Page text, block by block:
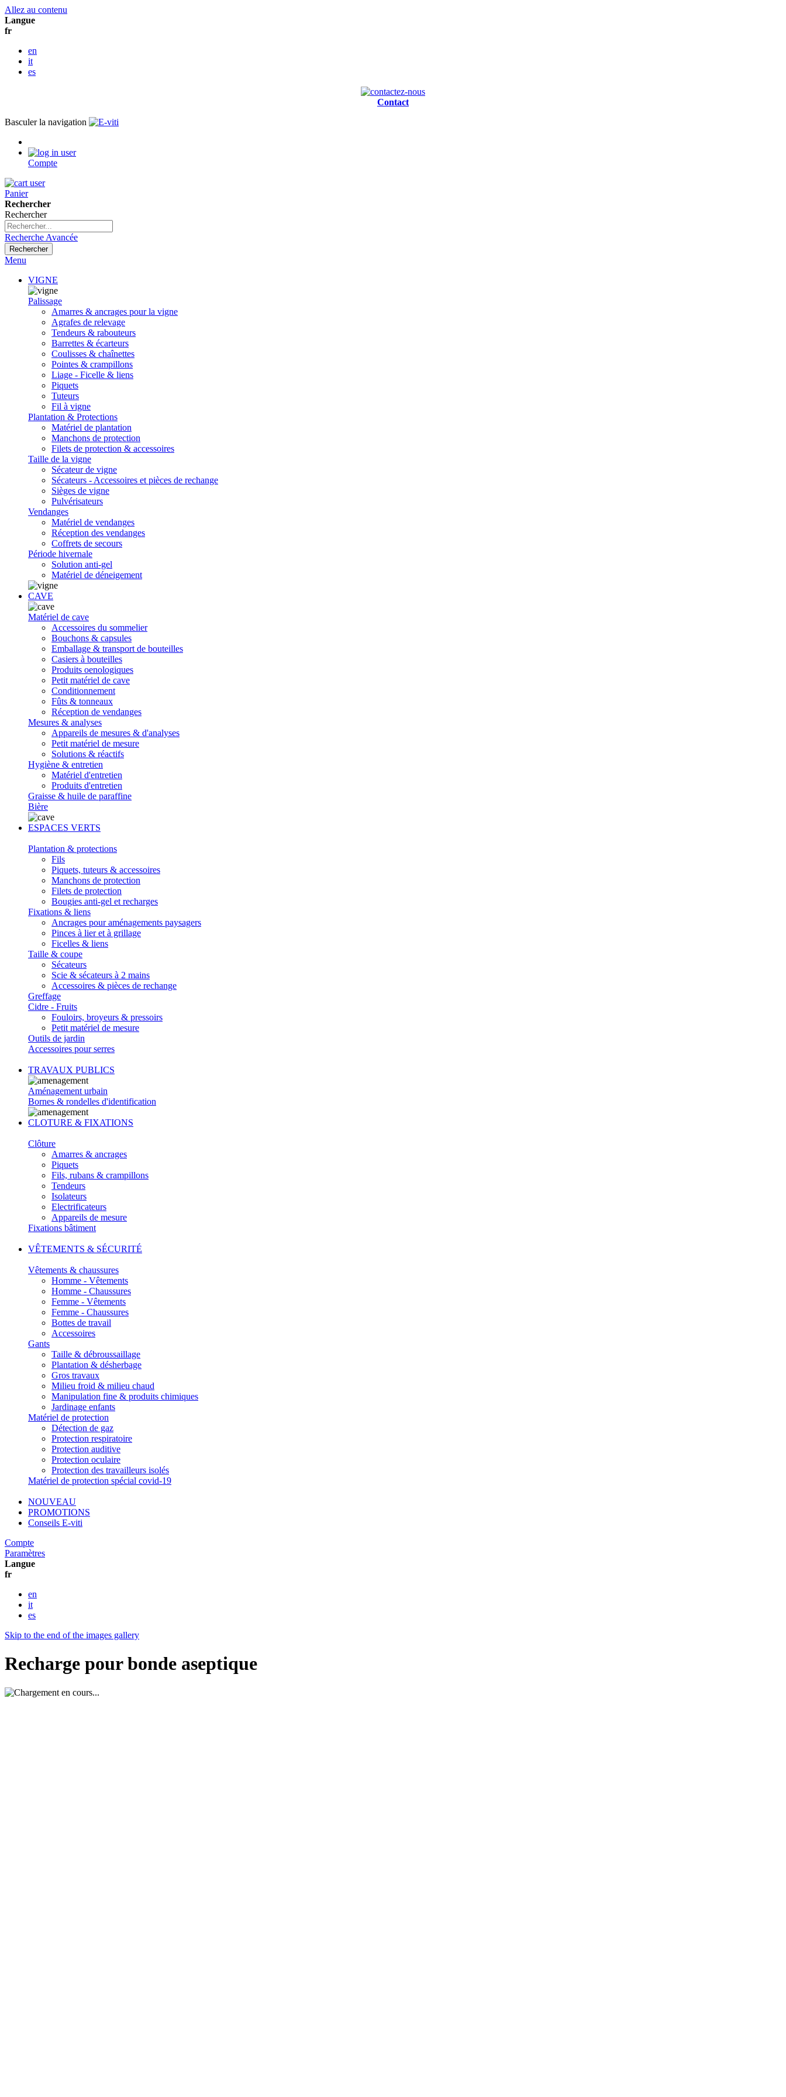
Allez au contenu
Langue
fr
en
it
es
Contact
Basculer la navigation
Compte
Panier
Rechercher
Rechercher
Recherche Avancée
Rechercher
Menu
VIGNE
Palissage
Amarres & ancrages pour la vigne
Agrafes de relevage
Tendeurs & rabouteurs
Barrettes & écarteurs
Coulisses & chaînettes
Pointes & crampillons
Liage - Ficelle & liens
Piquets
Tuteurs
Fil à vigne
Plantation & Protections
Matériel de plantation
Manchons de protection
Filets de protection & accessoires
Taille de la vigne
Sécateur de vigne
Sécateurs - Accessoires et pièces de rechange
Sièges de vigne
Pulvérisateurs
Vendanges
Matériel de vendanges
Réception des vendanges
Coffrets de secours
Période hivernale
Solution anti-gel
Matériel de déneigement
CAVE
Matériel de cave
Accessoires du sommelier
Bouchons & capsules
Emballage & transport de bouteilles
Casiers à bouteilles
Produits oenologiques
Petit matériel de cave
Conditionnement
Fûts & tonneaux
Réception de vendanges
Mesures & analyses
Appareils de mesures & d'analyses
Petit matériel de mesure
Solutions & réactifs
Hygiène & entretien
Matériel d'entretien
Produits d'entretien
Graisse & huile de paraffine
Bière
ESPACES VERTS
Plantation & protections
Fils
Piquets, tuteurs & accessoires
Manchons de protection
Filets de protection
Bougies anti-gel et recharges
Fixations & liens
Ancrages pour aménagements paysagers
Pinces à lier et à grillage
Ficelles & liens
Taille & coupe
Sécateurs
Scie & sécateurs à 2 mains
Accessoires & pièces de rechange
Greffage
Cidre - Fruits
Fouloirs, broyeurs & pressoirs
Petit matériel de mesure
Outils de jardin
Accessoires pour serres
TRAVAUX PUBLICS
Aménagement urbain
Bornes & rondelles d'identification
CLOTURE & FIXATIONS
Clôture
Amarres & ancrages
Piquets
Fils, rubans & crampillons
Tendeurs
Isolateurs
Electrificateurs
Appareils de mesure
Fixations bâtiment
VÊTEMENTS & SÉCURITÉ
Vêtements & chaussures
Homme - Vêtements
Homme - Chaussures
Femme - Vêtements
Femme - Chaussures
Bottes de travail
Accessoires
Gants
Taille & débroussaillage
Plantation & désherbage
Gros travaux
Milieu froid & milieu chaud
Manipulation fine & produits chimiques
Jardinage enfants
Matériel de protection
Détection de gaz
Protection respiratoire
Protection auditive
Protection oculaire
Protection des travailleurs isolés
Matériel de protection spécial covid-19
NOUVEAU
PROMOTIONS
Conseils E-viti
Compte
Paramètres
Langue
fr
en
it
es
Skip to the end of the images gallery
Recharge pour bonde aseptique